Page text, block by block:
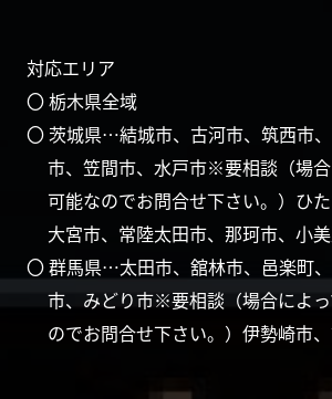
対応エリア
〇 栃木県全域
〇 茨城県…結城市、古河市、筑西市
市、笠間市、水戸市※要相談（場
可能なのでお問合せ下さい。）ひ
大宮市、常陸太田市、那珂市、小
〇 群馬県…太田市、舘林市、邑楽町
市、みどり市※要相談（場合によ
のでお問合せ下さい。）伊勢崎市